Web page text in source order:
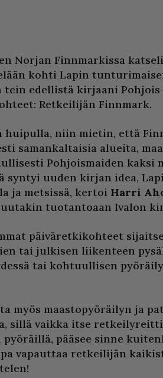
Norjan Finnmarkissa
kohti Lapin
tein edellistä kirjaani
Retkeilijän Finnmark.
niin mietin, että
samankaltaisia alueita,
Pohjoismaiden kaksi
syntyi uuden kirjan idea,
ja metsissä, kertoi Harri
tuotantoaan Ivalon
päiväretkikohteet
tai julkisen liikenteen
tai kohtuullisen
myös maastopyöräilyn ja
sillä vaikka itse
pääsee sinne
vapauttaa retkeilijän